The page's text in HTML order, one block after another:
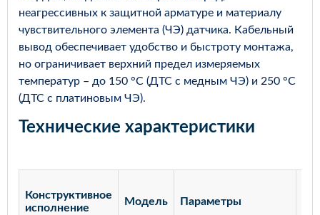
неагрессивных к защитной арматуре и материалу
чувствительного элемента (ЧЭ) датчика. Кабельный
вывод обеспечивает удобство и быстроту монтажа,
но ограничивает верхний предел измеряемых
температур – до 150 °С (ДТС с медным ЧЭ) и 250 °С
(ДТС с платиновым ЧЭ).
Технические характеристики
Конструктивное
исполнение
Модель Параметры